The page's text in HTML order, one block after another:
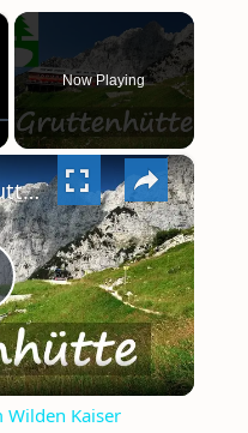
Now Playing
×
Klamml und Gruttenhütte im Wilden Kaiser
Kaiser